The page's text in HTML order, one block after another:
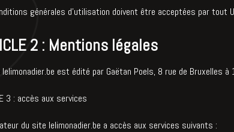
générales d'utilisation doivent être acceptées par
2 : Mentions légales
est édité par Gaëtan Poels, 8 rue de Bruxelles à
3 : accès aux services
du site lelimonadier.be a accès aux services suivants :